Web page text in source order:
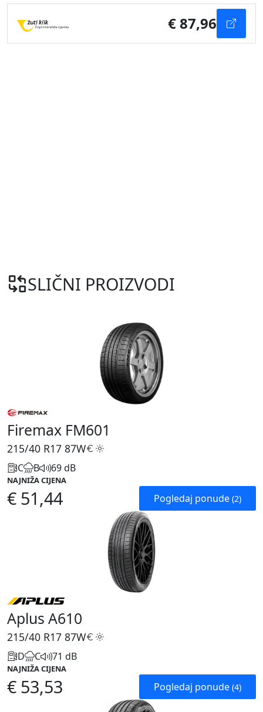
€ 87,96
SLIČNI PROIZVODI
Firemax FM601
215/40 R17 87W
C B 69 dB
NAJNIŽA CIJENA
€ 51,44 Pogledaj ponude (2)
Aplus A610
215/40 R17 87W
D C 71 dB
NAJNIŽA CIJENA
€ 53,53 Pogledaj ponude (4)